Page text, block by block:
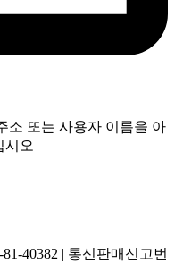
소 또는 사용자 이름을 아
시오
40382 | 통신판매신고번